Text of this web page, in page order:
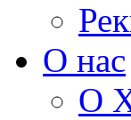
О нас
О